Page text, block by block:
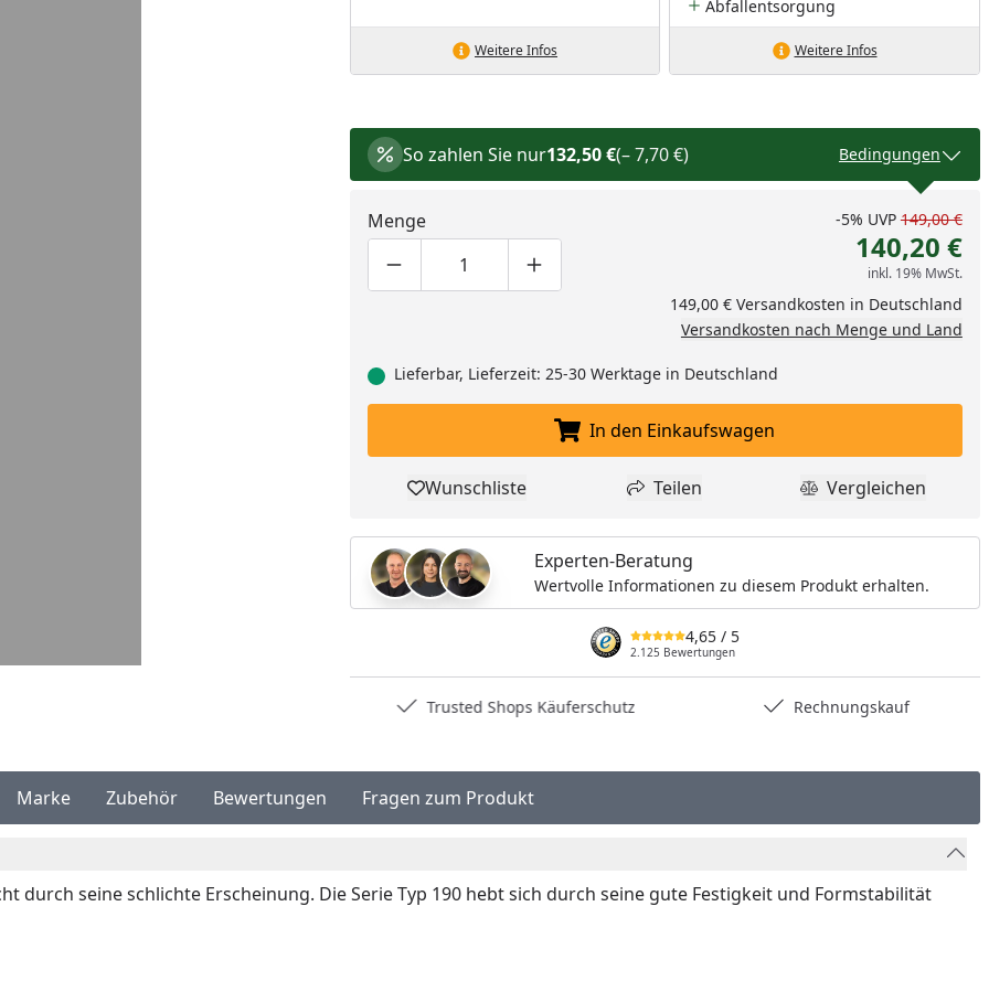
Weitere Infos
Abfallentsorgung
Weitere Infos
So zahlen Sie nur132,50 €(– 7,70 €) Bedingungen
Menge
Produktmenge um eins verringern
Produktmenge manuell eingeben
Produktmenge um eins erhöhen
-5% UVP 149,00 €
140,20 €
inkl. 19% MwSt.
149,00 € Versandkosten in Deutschland
Versandkosten nach Menge und Land
Lieferbar, Lieferzeit: 25-30 Werktage in Deutschland
In den Einkaufswagen legen
In den Einkaufswagen
Produkt zur Wunschliste hinzufügen
Wunschliste Teilen
Teilen Produkt
Vergleichen
Experten-Beratung
Wertvolle Informationen zu diesem Produkt erhalten.
4,65 / 5
2.125 Bewertungen
Trusted Shops Käuferschutz Rechnungskauf
Marke Zubehör Bewertungen Fragen zum Produkt
durch seine schlichte Erscheinung. Die Serie Typ 190 hebt sich durch seine gute Festigkeit und Formstabilität